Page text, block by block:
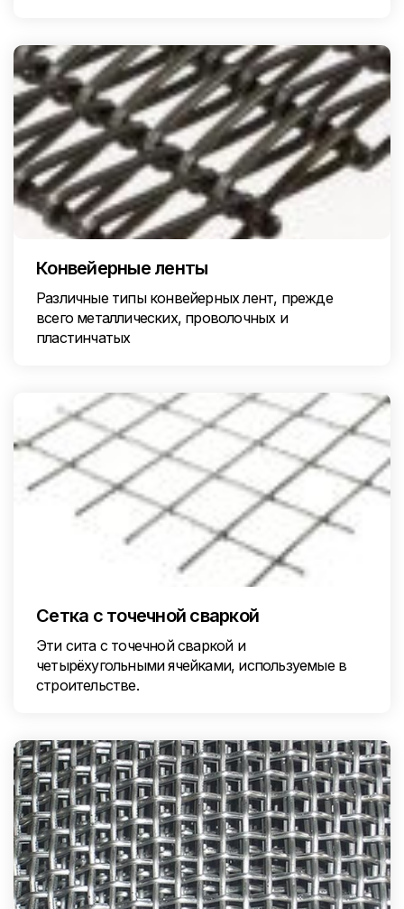
Конвейерные ленты
Различные типы конвейерных лент, прежде
всего металлических, проволочных и
пластинчатых
Сетка с точечной сваркой
Эти сита с точечной сваркой и
четырёхугольными ячейками, используемые в
строительстве.